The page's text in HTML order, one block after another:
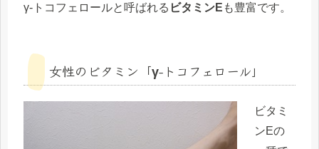
γ-トコフェロールと呼ばれる ビタミンE も豊富です。
女性のビタミン「γ-トコフェロール」
ビタミ
ンEの